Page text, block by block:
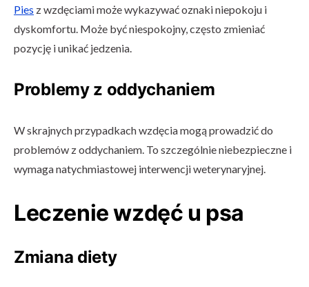
Pies z wzdęciami może wykazywać oznaki niepokoju i
dyskomfortu. Może być niespokojny, często zmieniać
pozycję i unikać jedzenia.
Problemy z oddychaniem
W skrajnych przypadkach wzdęcia mogą prowadzić do
problemów z oddychaniem. To szczególnie niebezpieczne i
wymaga natychmiastowej interwencji weterynaryjnej.
Leczenie wzdęć u psa
Zmiana diety